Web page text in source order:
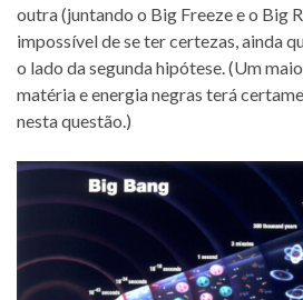
outra (juntando o Big Freeze e o Big
impossível de se ter certezas, ainda
o lado da segunda hipótese. (Um
matéria e energia negras terá
nesta questão.)